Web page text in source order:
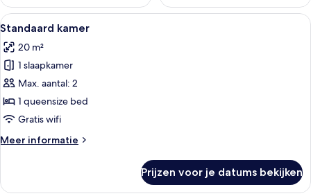
Alle
foto's
voor
Standaard
kamer
laden
Een hotelkamer met een bed, een
8
Standaard kamer
20 m²
1 slaapkamer
Max. aantal: 2
1 queensize bed
Gratis wifi
Meer informatie
Meer
kamer
Prijzen voor je datums bekijken